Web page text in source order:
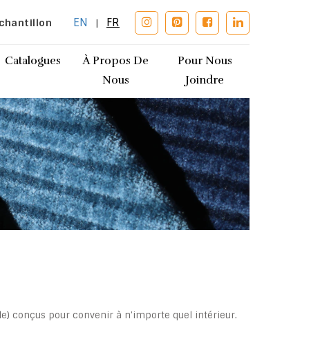
EN | FR
Catalogues
À Propos De
Nous
Pour Nous
Joindre
conçus pour convenir à n’importe quel intérieur.